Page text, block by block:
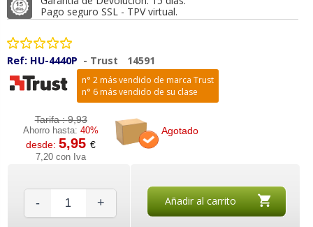
Pago seguro SSL - TPV virtual.
Ref: HU-4440P - Trust 14591
n° 2 más vendido de marca Trust
n° 6 más vendido de su clase
Tarifa :9,93
Ahorro hasta:40%
desde:5,95€
7,20 con Iva
Agotado
- + Añadir al carrito